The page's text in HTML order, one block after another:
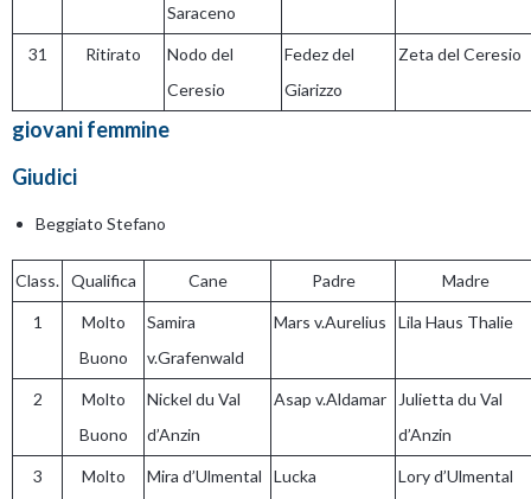
Saraceno
31 Ritirato
Nodo del
Ceresio
Fedez del
Giarizzo
Zeta del Ceresio
giovani femmine
Giudici
Beggiato Stefano
Class. Qualifica Cane Padre Madre
1
Molto
Buono
Samira
v.Grafenwald
Mars v.Aurelius Lila Haus Thalie
2
Molto
Buono
Nickel du Val
d’Anzin
Asap v.Aldamar
Julietta du Val
d’Anzin
3
Molto
Mira d’Ulmental
Lucka
Lory d’Ulmental